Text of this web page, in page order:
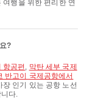
행을 위한 편리한 연
?
항공편 , 막탄 세부 국제
반고이 국제공항에서
인기 있는 공항 노선
다.